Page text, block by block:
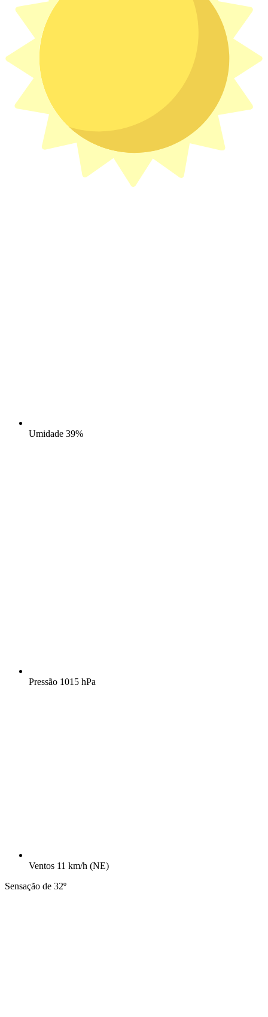
Umidade 39%
Pressão 1015 hPa
Ventos 11 km/h (NE)
Sensação de 32º